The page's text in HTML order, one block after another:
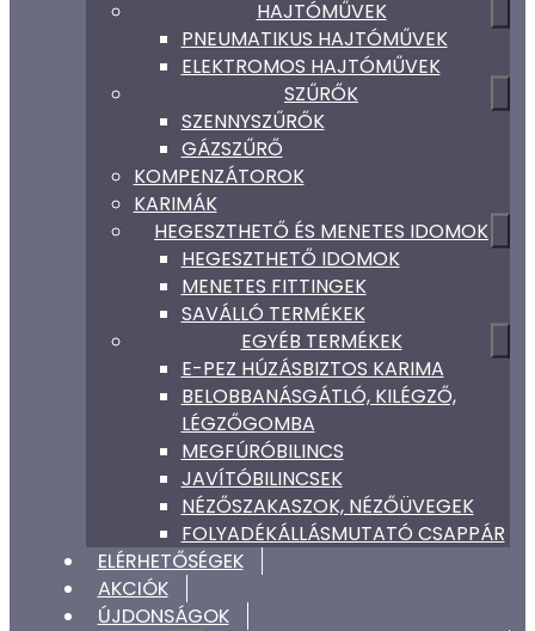
HAJTÓMŰVEK
PNEUMATIKUS HAJTÓMŰVEK
ELEKTROMOS HAJTÓMŰVEK
SZŰRŐK
SZENNYSZŰRŐK
GÁZSZŰRŐ
KOMPENZÁTOROK
KARIMÁK
HEGESZTHETŐ ÉS MENETES IDOMOK
HEGESZTHETŐ IDOMOK
MENETES FITTINGEK
SAVÁLLÓ TERMÉKEK
EGYÉB TERMÉKEK
E-PEZ HÚZÁSBIZTOS KARIMA
BELOBBANÁSGÁTLÓ, KILÉGZŐ,
LÉGZŐGOMBA
MEGFÚRÓBILINCS
JAVÍTÓBILINCSEK
NÉZŐSZAKASZOK, NÉZŐÜVEGEK
FOLYADÉKÁLLÁSMUTATÓ CSAPPÁR
ELÉRHETŐSÉGEK
AKCIÓK
ÚJDONSÁGOK